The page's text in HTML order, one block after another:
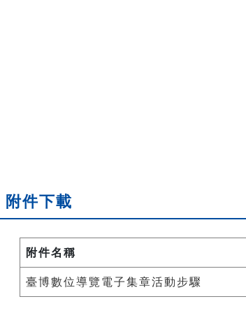
附件下載
附件名稱
臺博數位導覽電子集章活動步驟